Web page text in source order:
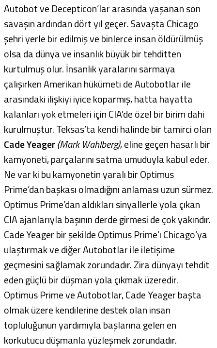
Autobot ve Decepticon’lar arasında yaşanan son
savaşın ardından dört yıl geçer. Savaşta Chicago
şehri yerle bir edilmiş ve binlerce insan öldürülmüş
olsa da dünya ve insanlık büyük bir tehditten
kurtulmuş olur. İnsanlık yaralarını sarmaya
çalışırken Amerikan hükümeti de Autobotlar ile
arasındaki ilişkiyi iyice koparmış, hatta hayatta
kalanları yok etmeleri için CIA’de özel bir birim dahi
kurulmuştur. Teksas’ta kendi halinde bir tamirci olan
Cade Yeager(Mark Wahlberg), eline geçen hasarlı bir
kamyoneti, parçalarını satma umuduyla kabul eder.
Ne var ki bu kamyonetin yaralı bir Optimus
Prime’dan başkası olmadığını anlaması uzun sürmez.
Optimus Prime’dan aldıkları sinyallerle yola çıkan
CIA ajanlarıyla başının derde girmesi de çok yakındır.
Cade Yeager bir şekilde Optimus Prime’ı Chicago’ya
ulaştırmak ve diğer Autobotlar ile iletişime
geçmesini sağlamak zorundadır. Zira dünyayı tehdit
eden güçlü bir düşman yola çıkmak üzeredir.
Optimus Prime ve Autobotlar, Cade Yeager başta
olmak üzere kendilerine destek olan insan
topluluğunun yardımıyla başlarına gelen en
korkutucu düşmanla yüzleşmek zorundadır.